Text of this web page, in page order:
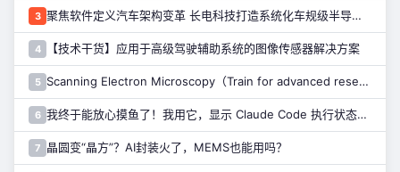
3 聚焦软件定义汽车架构变革 长电科技打造系统化车规级半导体封测能力
4 【技术干货】应用于高级驾驶辅助系统的图像传感器解决方案
5 Scanning Electron Microscopy（Train for advanced research）扫描电子显微镜介绍（二）
6 我终于能放心摸鱼了！我用它，显示 Claude Code 执行状态……
7 晶圆变“晶方”？AI封装火了，MEMS也能用吗？